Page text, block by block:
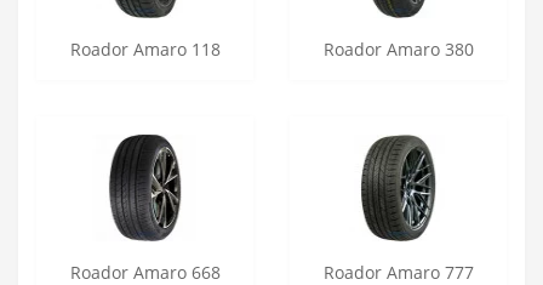
Roador Amaro 118 Roador Amaro 380
Roador Amaro 668 Roador Amaro 777